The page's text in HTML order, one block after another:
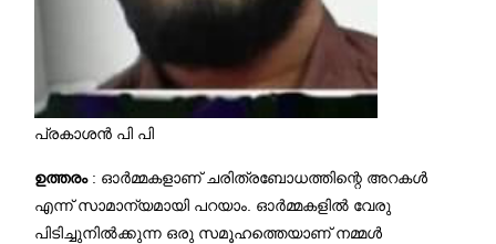
പ്രകാശൻ പി പി
ഉത്തരം: ഓർമ്മകളാണ് ചരിത്രബോധത്തിന്റെ അറകൾ
എന്ന് സാമാന്യമായി പറയാം. ഓർമ്മകളിൽ വേരു
പിടിച്ചുനിൽക്കുന്ന ഒരു സമൂഹത്തെയാണ് നമ്മൾ